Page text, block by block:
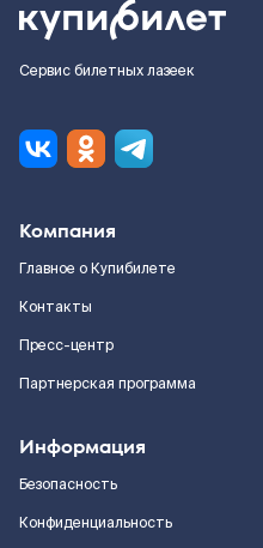
Сервис билетных лазеек
Компания
Главное о Купибилете
Контакты
Пресс-центр
Партнерская программа
Информация
Безопасность
Конфиденциальность